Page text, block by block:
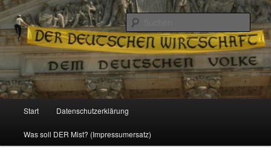
Reizzentrum
Politik, Wirtschaft, Soziales und Gesellschaft
Zum
Inhalt
Start Datenschutzerklärung
Was soll DER Mist? (Impressumersatz)